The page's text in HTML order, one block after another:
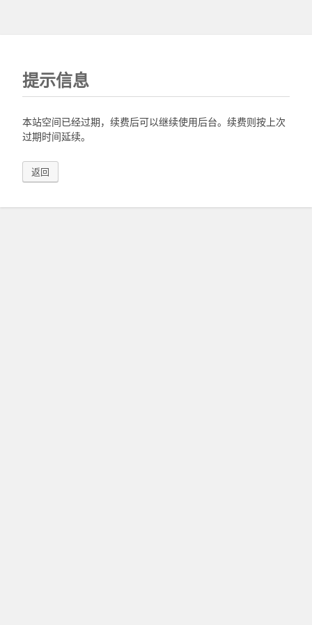
提示信息
本站空间已经过期，续费后可以继续使用后台。续费则按上次
过期时间延续。
返回